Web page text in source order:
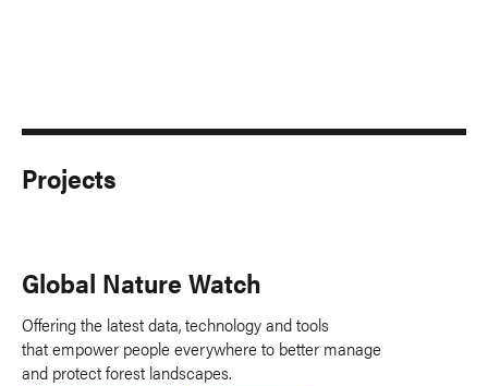
Projects
Global Nature Watch
Offering the latest data, technology and tools
that empower people everywhere to better manage
and protect forest landscapes.